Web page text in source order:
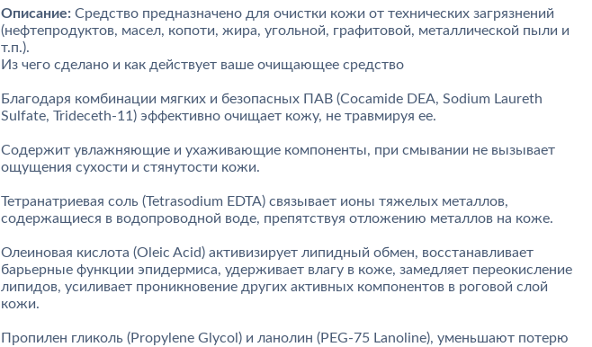
Описание: Средство предназначено для очистки кожи от технических загрязнений
(нефтепродуктов, масел, копоти, жира, угольной, графитовой, металлической пыли и
т.п.).
Из чего сделано и как действует ваше очищающее средство
Благодаря комбинации мягких и безопасных ПАВ (Cocamide DEA, Sodium Laureth
Sulfate, Trideceth-11) эффективно очищает кожу, не травмируя ее.
Содержит увлажняющие и ухаживающие компоненты, при смывании не вызывает
ощущения сухости и стянутости кожи.
Тетранатриевая соль (Tetrasodium EDTA) связывает ионы тяжелых металлов,
содержащиеся в водопроводной воде, препятствуя отложению металлов на коже.
Олеиновая кислота (Oleic Acid) активизирует липидный обмен, восстанавливает
барьерные функции эпидермиса, удерживает влагу в коже, замедляет переокисление
липидов, усиливает проникновение других активных компонентов в роговой слой
кожи.
Пропилен гликоль (Propylene Glycol) и ланолин (PEG-75 Lanoline), уменьшают потерю